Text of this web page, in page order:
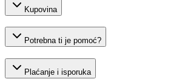
Kupovina
Potrebna ti je pomoć?
Plaćanje i isporuka